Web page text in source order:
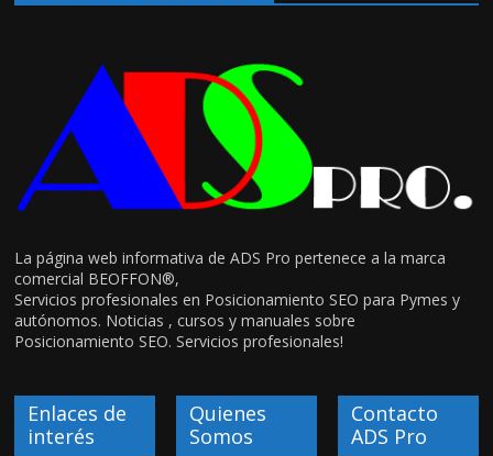
La página web informativa de ADS Pro pertenece a la marca
comercial BEOFFON®,
Servicios profesionales en Posicionamiento SEO para Pymes y
autónomos. Noticias , cursos y manuales sobre
Posicionamiento SEO. Servicios profesionales!
Enlaces de
interés
Quienes
Somos
Contacto
ADS Pro